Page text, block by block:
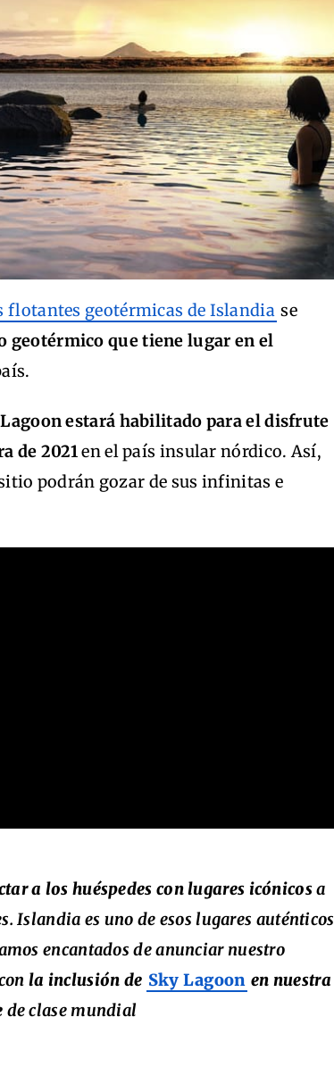
flotantes geotérmicas de Islandia se
geotérmico que tiene lugar en el
estará habilitado para el disfrute
de 2021en el país insular nórdico. Así,
podrán gozar de sus infinitas e
a los huéspedes con lugares icónicosa
Islandia es uno de esos lugares auténticos
encantados de anunciar nuestro
la inclusión de Sky Lagoon en nuestra
de clase mundial